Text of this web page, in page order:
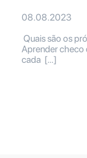
08.08.2023
Quais são os
Aprender checo
cada […]